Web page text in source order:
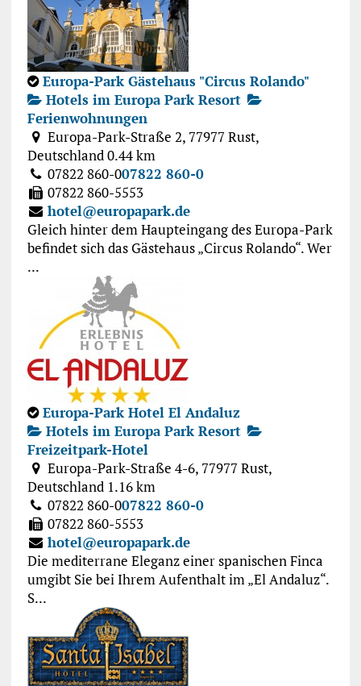
Europa-Park Gästehaus "Circus Rolando"
Hotels im Europa Park Resort
Ferienwohnungen
Europa-Park-Straße 2, 77977 Rust,
Deutschland0.44 km
07822 860-007822 860-0
07822 860-5553
hotel@europapark.de
Gleich hinter dem Haupteingang des Europa-Park
befindet sich das Gästehaus „Circus Rolando“. Wer
...
Europa-Park Hotel El Andaluz
Hotels im Europa Park Resort
Freizeitpark-Hotel
Europa-Park-Straße 4-6, 77977 Rust,
Deutschland 1.16 km
07822 860-007822 860-0
07822 860-5553
hotel@europapark.de
Die mediterrane Eleganz einer spanischen Finca
umgibt Sie bei Ihrem Aufenthalt im „El Andaluz“.
S...